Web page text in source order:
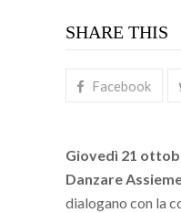
SHARE THIS
Facebook
Giovedì 21
Danzare
dialogano con la